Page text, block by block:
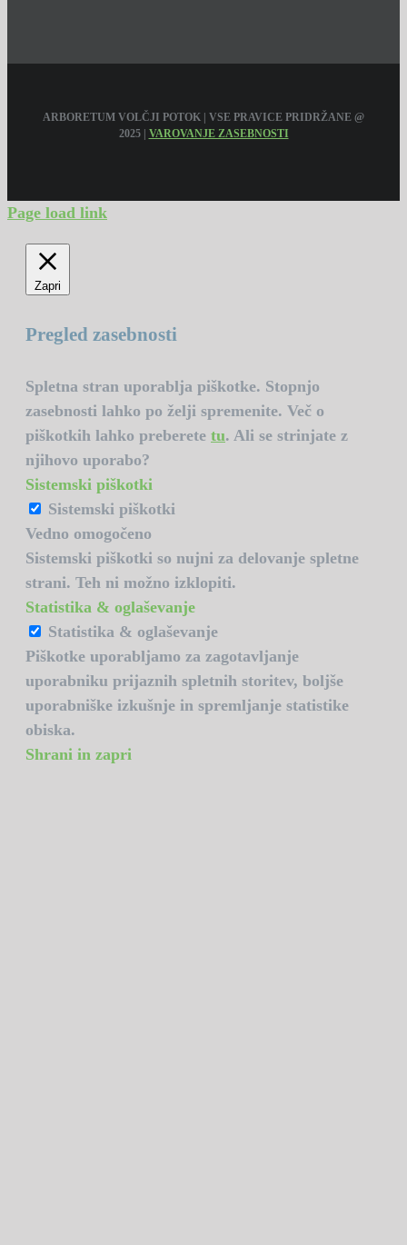
ARBORETUM VOLČJI POTOK | VSE PRAVICE PRIDRŽANE @
2025 | VAROVANJE ZASEBNOSTI
Page load link
Zapri
Pregled zasebnosti
Spletna stran uporablja piškotke. Stopnjo
zasebnosti lahko po želji spremenite. Več o
piškotkih lahko preberete tu. Ali se strinjate z
njihovo uporabo?
Sistemski piškotki
Sistemski piškotki
Vedno omogočeno
Sistemski piškotki so nujni za delovanje spletne
strani. Teh ni možno izklopiti.
Statistika & oglaševanje
Statistika & oglaševanje
Piškotke uporabljamo za zagotavljanje
uporabniku prijaznih spletnih storitev, boljše
uporabniške izkušnje in spremljanje statistike
obiska.
Shrani in zapri